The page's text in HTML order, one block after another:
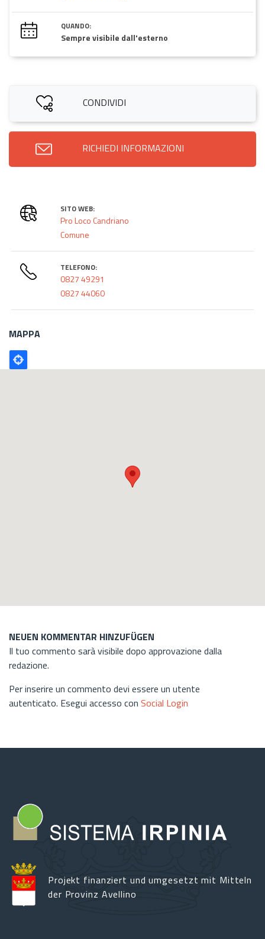
QUANDO:
Sempre visibile dall'esterno
CONDIVIDI
RICHIEDI INFORMAZIONI
SITO WEB:
Pro Loco Candriano
Comune
TELEFONO:
0827 49291
0827 44060
MAPPA
Poligono
GEO
NEUEN KOMMENTAR HINZUFÜGEN
Il tuo commento sarà visibile dopo approvazione dalla
redazione.
Per inserire un commento devi essere un utente
autenticato. Esegui accesso con Social Login
Projekt finanziert und umgesetzt mit Mitteln
der Provinz Avellino